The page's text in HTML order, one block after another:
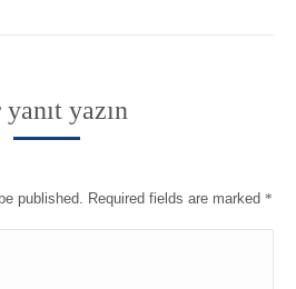
yazın
published. Required fields are marked *